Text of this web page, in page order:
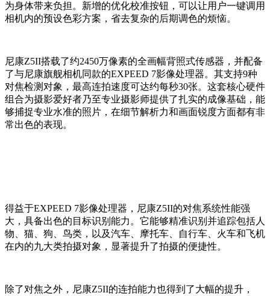
为身体带来负担。新增的优化校准按钮，可以让用户一键调用
相机内的预设色彩方案，省去复杂的后期调色的烦恼。
尼康Z5II搭载了约2450万像素的全画幅背照式传感器，并配备
了与尼康旗舰相机同款的EXPEED 7影像处理器。其支持9种
对焦检测对象，最高连拍速度可达约每秒30张。这套核心硬件
组合为摄影爱好者乃至专业摄影师提供了扎实的成像基础，能
够捕捉专业水准的照片，在细节解析力和画面锐度方面都有非
常出色的表现。
得益于EXPEED 7影像处理器，尼康Z5II的对焦系统性能强
大，具备出色的目标识别能力。它能够精准识别并追踪包括人
物、猫、狗、鸟类，以及汽车、摩托车、自行车、火车和飞机
在内的九大类拍摄对象，显著提升了拍摄的便捷性。
除了对焦之外，尼康Z5II的连拍能力也得到了大幅的提升，